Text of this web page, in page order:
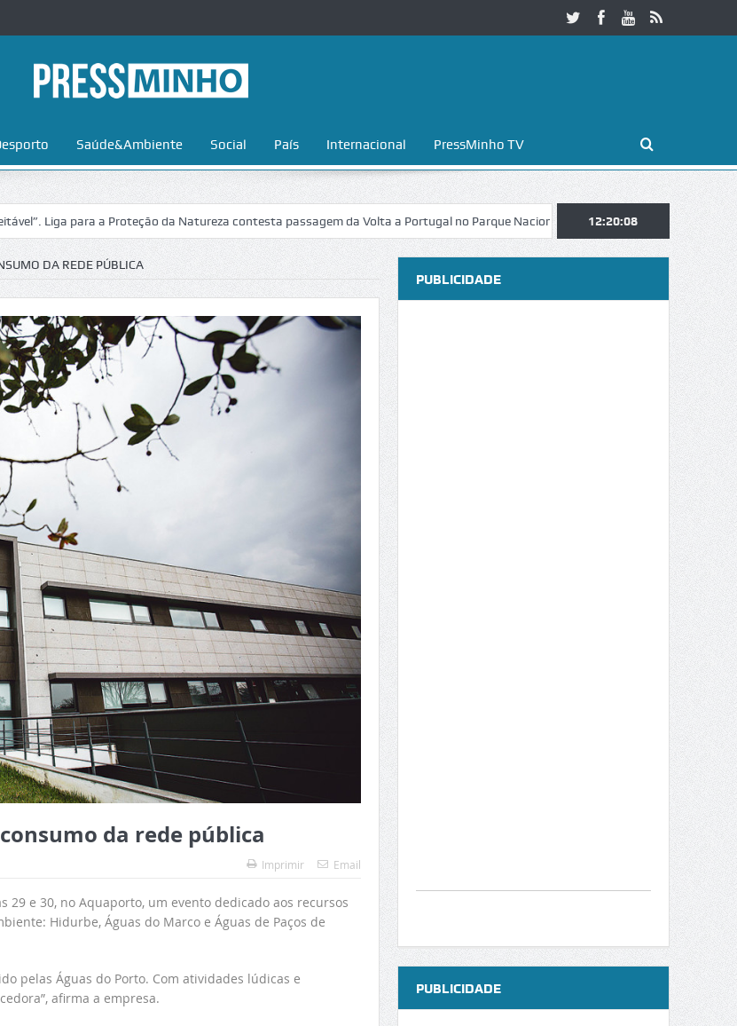
Saúde&Ambiente Social País Internacional PressMinho TV
para a Proteção da Natureza contesta passagem da Volta a Portugal no Parque Nacional da Peneda-Gerês Esposende.
12:20:09
DA REDE PÚBLICA
da rede pública
Imprimir Email
29 e 30, no Aquaporto, um evento dedicado aos recursos
Hidurbe, Águas do Marco e Águas de Paços de
pelas Águas do Porto. Com atividades lúdicas e
afirma a empresa.
PUBLICIDADE
PUBLICIDADE